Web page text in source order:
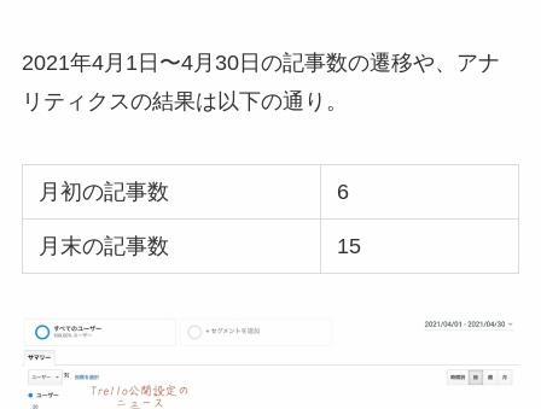
2021年4月1日〜4月30日の記事数の遷移や、アナ
リティクスの結果は以下の通り。
月初の記事数 6
月末の記事数 15